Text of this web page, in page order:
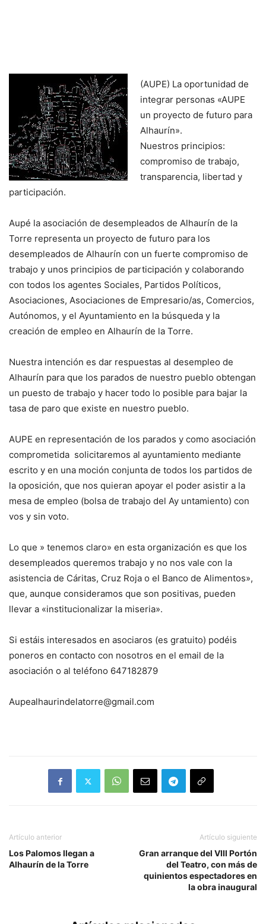
(AUPE) La oportunidad de
integrar personas «AUPE
un proyecto de futuro para
Alhaurín».
Nuestros principios:
compromiso de trabajo,
transparencia, libertad y
participación.
Aupé la asociación de desempleados de Alhaurín de la
Torre representa un proyecto de futuro para los
desempleados de Alhaurín con un fuerte compromiso de
trabajo y unos principios de participación y colaborando
con todos los agentes Sociales, Partidos Políticos,
Asociaciones, Asociaciones de Empresario/as, Comercios,
Autónomos, y el Ayuntamiento en la búsqueda y la
creación de empleo en Alhaurín de la Torre.
Nuestra intención es dar respuestas al desempleo de
Alhaurín para que los parados de nuestro pueblo obtengan
un puesto de trabajo y hacer todo lo posible para bajar la
tasa de paro que existe en nuestro pueblo.
AUPE en representación de los parados y como asociación
comprometida solicitaremos al ayuntamiento mediante
escrito y en una moción conjunta de todos los partidos de
la oposición, que nos quieran apoyar el poder asistir a la
mesa de empleo (bolsa de trabajo del Ay untamiento) con
vos y sin voto.
Lo que » tenemos claro» en esta organización es que los
desempleados queremos trabajo y no nos vale con la
asistencia de Cáritas, Cruz Roja o el Banco de Alimentos»,
que, aunque consideramos que son positivas, pueden
llevar a «institucionalizar la miseria».
Si estáis interesados en asociaros (es gratuito) podéis
poneros en contacto con nosotros en el email de la
asociación o al teléfono 647182879
Aupealhaurindelatorre@gmail.com
Artículo anterior
Los Palomos llegan a
Alhaurín de la Torre
Artículo siguiente
Gran arranque del VIII Portón
del Teatro, con más de
quinientos espectadores en
la obra inaugural